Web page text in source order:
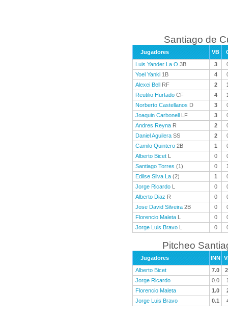
Santiago de
Jugadores VB
Luis Yander La O 3B 3
Yoel Yanki 1B 4
Alexei Bell RF 2
Reutilio Hurtado CF 4
Norberto Castellanos D 3
Joaquin Carbonell LF 3
Andres Reyna R 2
Daniel Aguilera SS 2
Camilo Quintero 2B 1
Alberto Bicet L 0
Santiago Torres (1) 0
Edilse Silva La (2) 1
Jorge Ricardo L 0
Alberto Diaz R 0
Jose David Silveira 2B 0
Florencio Maleta L 0
Jorge Luis Bravo L 0
Pitcheo
Jugadores INN
Alberto Bicet
7.0
Jorge Ricardo
0.0
Florencio Maleta
1.0
Jorge Luis Bravo
0.1